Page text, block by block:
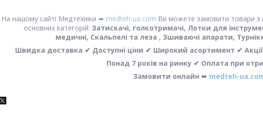
На нашому сайті Медтехніки ➠ medteh-ua.com Ви можете замовити товари з
основних категорій: Затискачі, голкотримачі, Лотки для
медичні, Скальпелі та леза , Зшиваючі апарати,
Швидка доставка ✔ Доступні ціни ✔ Широкий асортимент ✔
Понад 7 років на ринку ✔ Оплата при
Замовити онлайн ➠ medteh-